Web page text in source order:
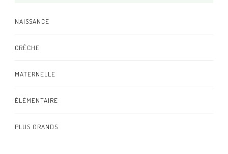
NAISSANCE
CRÈCHE
MATERNELLE
ÉLÉMENTAIRE
PLUS GRANDS